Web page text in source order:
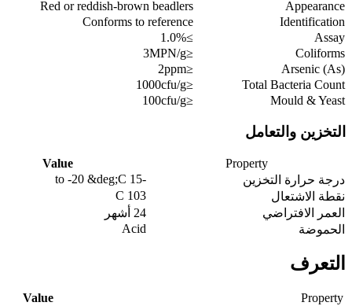
Appearance
Red or reddish-brown beadlers
Identification
Conforms to reference
Assay
≥1.0%
Coliforms
≤3MPN/g
Arsenic (As)
≤2ppm
Total Bacteria Count
≤1000cfu/g
Mould & Yeast
≤100cfu/g
التخزين والتعامل
Property
Value
درجة حرارة التخزين
-15 to -20 &deg;C
نقطة الاشتعال
103 C
العمر الافتراضي
24 أشهر
الحموضة
Acid
التعرف
Property
Value